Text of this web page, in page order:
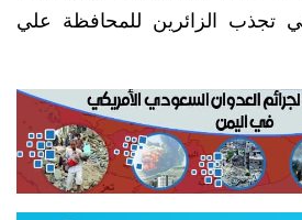
تجذب الزائرين للمحافظة علي